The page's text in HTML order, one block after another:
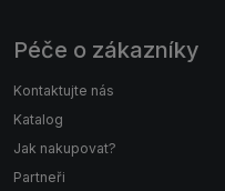
Péče o zákazníky
Kontaktujte nás
Katalog
Jak nakupovat?
Partneři